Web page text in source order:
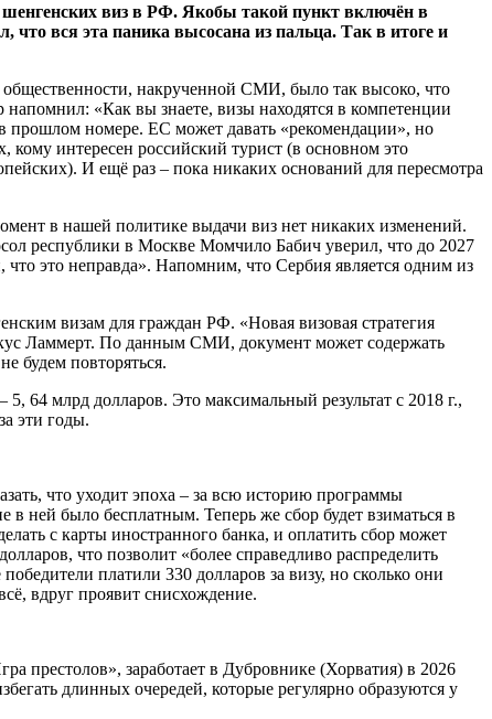
виз в РФ. Якобы такой пункт включён в
вся эта паника высосана из пальца. Так в итоге и
накрученной СМИ, было так высоко, что
«Как вы знаете, визы находятся в компетенции
прошлом номере. ЕС может давать «рекомендации», но
кому интересен российский турист (в основном это
И ещё раз – пока никаких оснований для пересмотра
в нашей политике выдачи виз нет никаких изменений.
республики в Москве Момчило Бабич уверил, что до 2027
что это неправда». Напомним, что Сербия является одним из
визам для граждан РФ. «Новая визовая стратегия
Ламмерт. По данным СМИ, документ может содержать
будем повторяться.
64 млрд долларов. Это максимальный результат с 2018 г.,
эти годы.
что уходит эпоха – за всю историю программы
ней было бесплатным. Теперь же сбор будет взиматься в
с карты иностранного банка, и оплатить сбор может
что позволит «более справедливо распределить
платили 330 долларов за визу, но сколько они
вдруг проявит снисхождение.
престолов», заработает в Дубровнике (Хорватия) в 2026
длинных очередей, которые регулярно образуются у